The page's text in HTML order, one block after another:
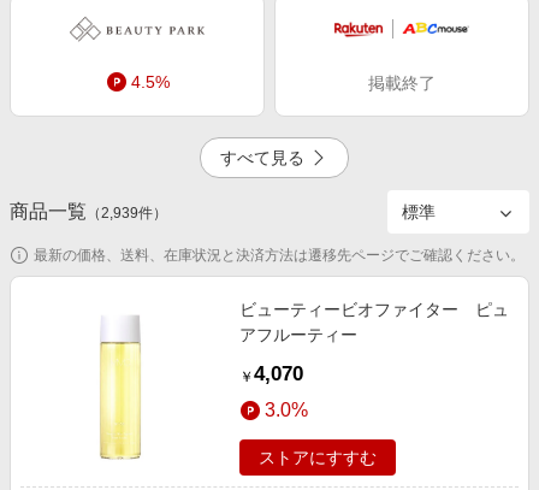
コスメ・健康・医薬品
キッズ・ベビー用品
ペット・花・DIY・車
生活・お役立ち
デジタルコンテンツ
新着ストアのご紹介
電子書籍特集
旅行特集
わくわく夏特集
とことん買い物チャレンジ
Apple公式サイト×楽天カード分割払い
Qoo10メガポ
Samsung ボーナスキャンペーン
週末の高還元 夏の長期版
楽天IDでログイン/会員登録
4.5% 掲載終了
2.5% 1.0%
2.5%
すべて見る
商品一覧 （2,939件）
最新の価格、送料、在庫状況と決済方法は遷移先ページでご確認ください。
ビューティービオファイター ピュ
アフルーティー
￥ 4,070
3.0%
ストアにすすむ